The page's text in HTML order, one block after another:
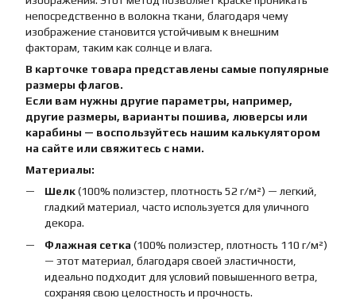
непосредственно в волокна ткани, благодаря чему
изображение становится устойчивым к внешним
факторам, таким как солнце и влага.
В карточке товара представлены самые популярные
размеры флагов.
Если вам нужны другие параметры, например,
другие размеры, варианты пошива, люверсы или
карабины — воспользуйтесь нашим калькулятором
на сайте или свяжитесь с нами.
Материалы:
Шелк(100% полиэстер, плотность 52 г/м²) — легкий,
гладкий материал, часто используется для уличного
декора.
Флажная сетка (100% полиэстер, плотность 110 г/м²)
— этот материал, благодаря своей эластичности,
идеально подходит для условий повышенного ветра,
сохраняя свою целостность и прочность.